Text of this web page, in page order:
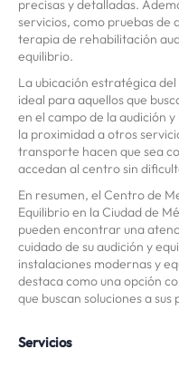
precisas y detalladas.
servicios, como pruebas de
terapia de rehabilitación
equilibrio.
La ubicación estratégica
ideal para aquellos que
en el campo de la audición
la proximidad a otros
transporte hacen que sea
accedan al centro sin
En resumen, el Centro de
Equilibrio en la Ciudad de
pueden encontrar una
cuidado de su audición y
instalaciones modernas y
destaca como una opción
que buscan soluciones a
Servicios